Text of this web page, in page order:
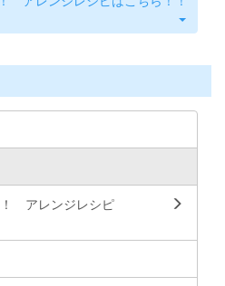
アレンジレシピ